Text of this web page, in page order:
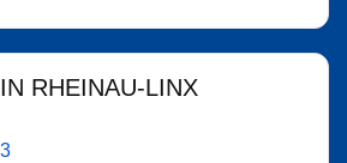
IN RHEINAU-LINX